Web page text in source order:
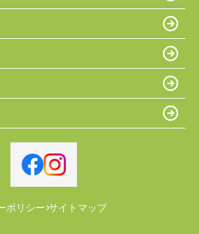
ポリシー サイトマップ